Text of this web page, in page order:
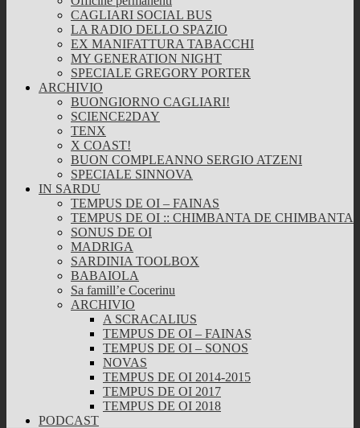
CAGLIARI SOCIAL BUS
LA RADIO DELLO SPAZIO
EX MANIFATTURA TABACCHI
MY GENERATION NIGHT
SPECIALE GREGORY PORTER
ARCHIVIO
BUONGIORNO CAGLIARI!
SCIENCE2DAY
TENX
X COAST!
BUON COMPLEANNO SERGIO ATZENI
SPECIALE SINNOVA
IN SARDU
TEMPUS DE OI – FAINAS
TEMPUS DE OI :: CHIMBANTA DE CHIMBANTA
SONUS DE OI
MADRIGA
SARDINIA TOOLBOX
BABAIOLA
Sa famill’e Cocerinu
ARCHIVIO
A SCRACALIUS
TEMPUS DE OI – FAINAS
TEMPUS DE OI – SONOS
NOVAS
TEMPUS DE OI 2014-2015
TEMPUS DE OI 2017
TEMPUS DE OI 2018
PODCAST